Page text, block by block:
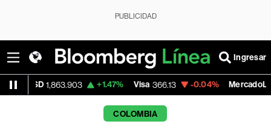
PUBLICIDAD
Ingresar
+1.47% Visa 366.13 -0.04% MercadoLibre 1,879.59
COLOMBIA